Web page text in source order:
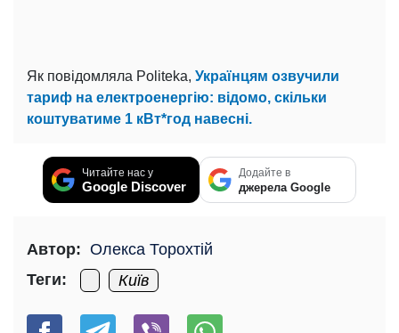
Як повідомляла Politeka, Українцям озвучили
тариф на електроенергію: відомо, скільки
коштуватиме 1 кВт*год навесні.
Читайте нас у
Google Discover
Додайте в
джерела Google
Автор: Олекса Торохтій
Теги:
Київ